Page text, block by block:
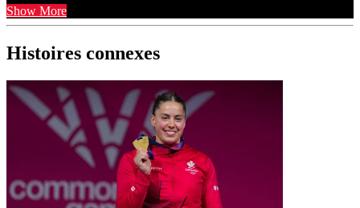
Show More
Histoires connexes